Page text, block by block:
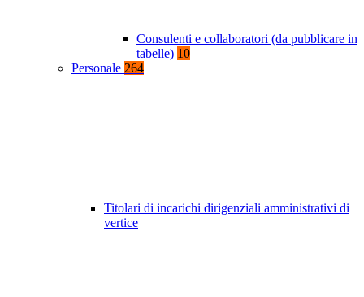
Consulenti e collaboratori (da pubblicare in
tabelle) 10
Personale 264
Titolari di incarichi dirigenziali amministrativi di
vertice